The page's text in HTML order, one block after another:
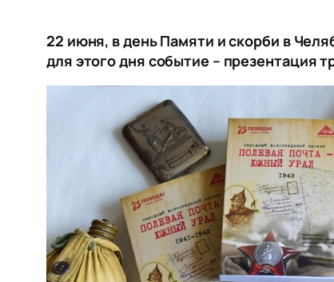
22 июня, в день Памяти и скорби в
для этого дня событие – презентация